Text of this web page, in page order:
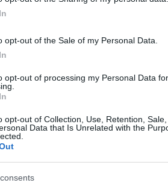
opt-out of the Sale of my Personal Data.
opt-out of processing my Personal Data
opt-out of Collection, Use, Retention,
Data that Is Unrelated with the
éves pilóta szerződése
számára, hogy az év